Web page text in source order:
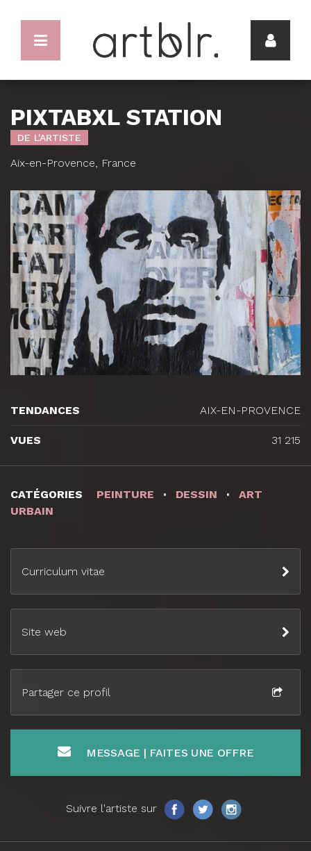
PIXTABXL STATION
DE L'ARTISTE
Aix-en-Provence, France
CATÉGORIES PEINTURE DESSIN
ART
URBAIN
Suivre l'artiste sur
Curriculum vitae
Site web
Partager ce profil
MESSAGE | FAITES UNE OFFRE
TENDANCES AIX-EN-PROVENCE
VUES 31 215